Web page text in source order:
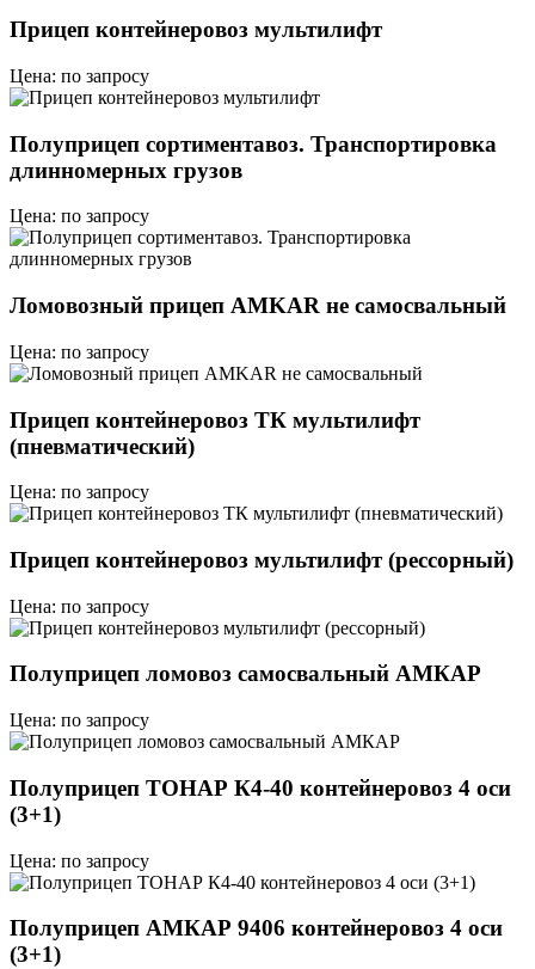
Прицеп контейнеровоз мультилифт
Цена: по запросу
Полуприцеп сортиментавоз. Транспортировка
длинномерных грузов
Цена: по запросу
Ломовозный прицеп AMKAR не самосвальный
Цена: по запросу
Прицеп контейнеровоз ТК мультилифт
(пневматический)
Цена: по запросу
Прицеп контейнеровоз мультилифт (рессорный)
Цена: по запросу
Полуприцеп ломовоз самосвальный АМКАР
Цена: по запросу
Полуприцеп ТОНАР К4-40 контейнеровоз 4 оси
(3+1)
Цена: по запросу
Полуприцеп АМКАР 9406 контейнеровоз 4 оси
(3+1)